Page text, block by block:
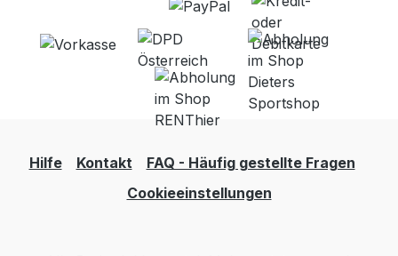
Hilfe Kontakt
FAQ - Häufig gestellte Fragen
Cookieeinstellungen